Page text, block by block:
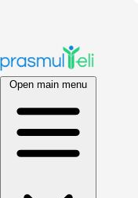
Open main menu